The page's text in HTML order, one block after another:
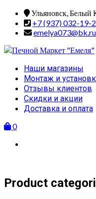
Skip
content
Ульяновск, Белый
+7 (937) 032-19-
emelya073@bk.ru
Primary
Menu
Наши магазины
Монтаж и
Отзывы клиентов
Скидки и акции
Доставка и оплата
0
Product